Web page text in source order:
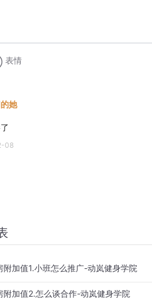
表情
她
08
附加值1.小班怎么推广-动岚健身学院
附加值2.怎么谈合作-动岚健身学院